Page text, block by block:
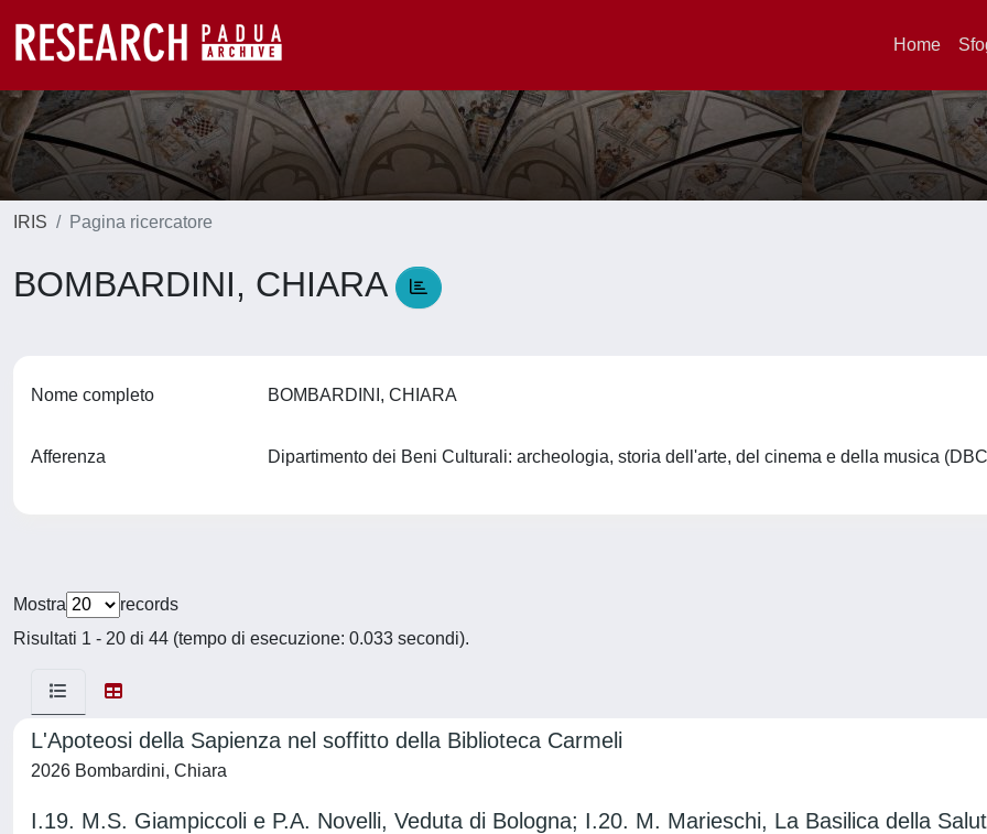
Home
IRIS Pagina ricercatore
BOMBARDINI, CHIARA
Nome completo BOMBARDINI, CHIARA
Afferenza Dipartimento dei Beni Culturali: archeologia, storia dell'arte, del cinema e della musica
Mostra
records
Risultati 1 - 20 di 44 (tempo di esecuzione: 0.033 secondi).
L'Apoteosi della Sapienza nel soffitto della Biblioteca Carmeli
2026 Bombardini, Chiara
I.19. M.S. Giampiccoli e P.A. Novelli, Veduta di Bologna; I.20. M. Marieschi, La Basilica della